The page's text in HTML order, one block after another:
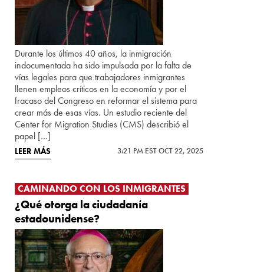
Durante los últimos 40 años, la inmigración
indocumentada ha sido impulsada por la falta de
vías legales para que trabajadores inmigrantes
llenen empleos críticos en la economía y por el
fracaso del Congreso en reformar el sistema para
crear más de esas vías. Un estudio reciente del
Center for Migration Studies (CMS) describió el
papel […]
LEER MÁS 3:21 PM EST OCT 22, 2025
CAMINANDO CON LOS INMIGRANTES
¿Qué otorga la ciudadanía
estadounidense?